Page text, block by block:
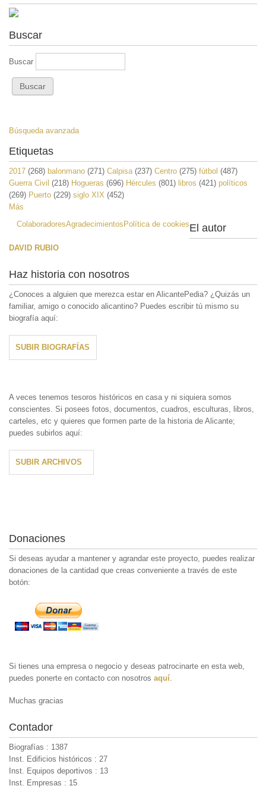
Buscar
Buscar
Búsqueda avanzada
Etiquetas
2017 (268) balonmano (271) Calpisa(237) Centro (275) fútbol (487)
Guerra Civil (218) Hogueras (696) Hércules (801) libros (421) políticos
(269) Puerto (229) siglo XIX (452)
Más
ColaboradoresAgradecimientosPolítica de cookiesEl autor
DAVID RUBIO
Haz historia con nosotros
¿Conoces a alguien que merezca estar en AlicantePedia? ¿Quizás un
familiar, amigo o conocido alicantino? Puedes escribir tú mismo su
biografía aquí:
SUBIR BIOGRAFÍAS
A veces tenemos tesoros históricos en casa y ni siquiera somos
conscientes. Si posees fotos, documentos, cuadros, esculturas, libros,
carteles, etc y quieres que formen parte de la historia de Alicante;
puedes subirlos aquí:
SUBIR ARCHIVOS
Donaciones
Si deseas ayudar a mantener y agrandar este proyecto, puedes realizar
donaciones de la cantidad que creas conveniente a través de este
botón:
Si tienes una empresa o negocio y deseas patrocinarte en esta web,
puedes ponerte en contacto con nosotros aquí
Muchas gracias
Contador
Biografías : 1387
Inst. Edificios históricos : 27
Inst. Equipos deportivos : 13
Inst. Empresas : 15